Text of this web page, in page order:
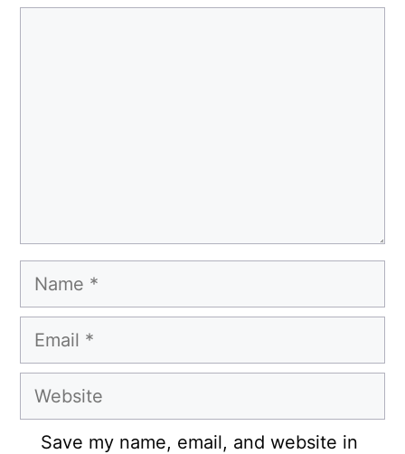
Name
Email
Website
Save my name, email, and website in